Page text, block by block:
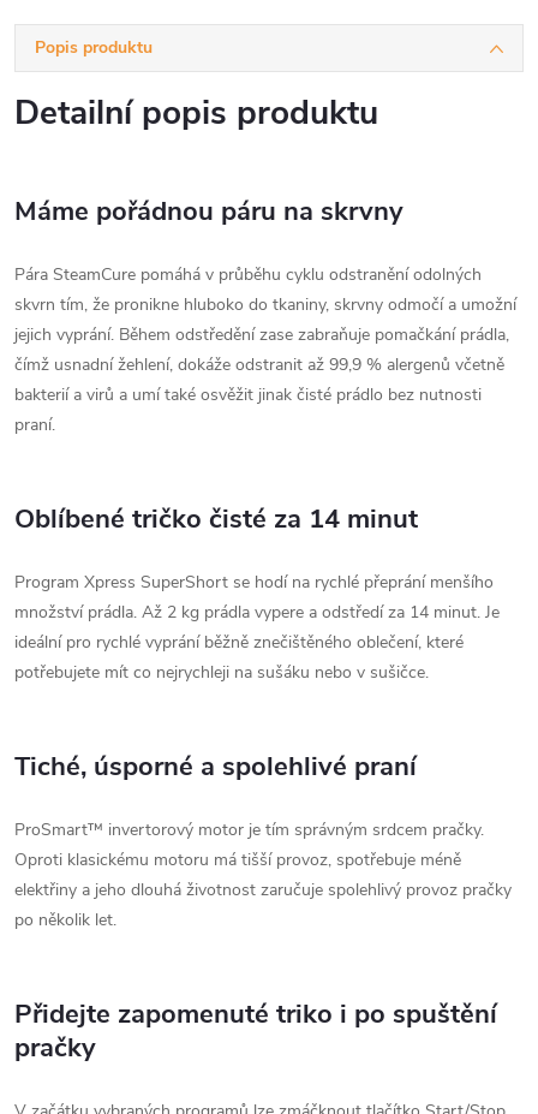
Popis produktu
Detailní popis produktu
Máme pořádnou páru na skrvny
Pára SteamCure pomáhá v průběhu cyklu odstranění odolných
skvrn tím, že pronikne hluboko do tkaniny, skrvny odmočí a umožní
jejich vyprání. Během odstředění zase zabraňuje pomačkání prádla,
čímž usnadní žehlení, dokáže odstranit až 99,9 % alergenů včetně
bakterií a virů a umí také osvěžit jinak čisté prádlo bez nutnosti
praní.
Oblíbené tričko čisté za 14 minut
Program Xpress SuperShort se hodí na rychlé přeprání menšího
množství prádla. Až 2 kg prádla vypere a odstředí za 14 minut. Je
ideální pro rychlé vyprání běžně znečištěného oblečení, které
potřebujete mít co nejrychleji na sušáku nebo v sušičce.
Tiché, úsporné a spolehlivé praní
ProSmart™ invertorový motor je tím správným srdcem pračky.
Oproti klasickému motoru má tišší provoz, spotřebuje méně
elektřiny a jeho dlouhá životnost zaručuje spolehlivý provoz pračky
po několik let.
Přidejte zapomenuté triko i po spuštění
pračky